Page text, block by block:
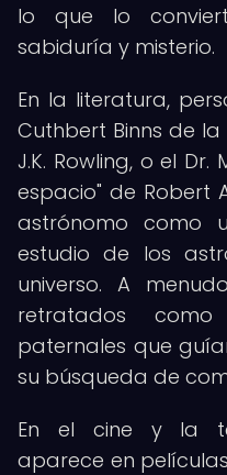
lo que lo
sabiduría y misterio.
En la literatura,
Cuthbert Binns de
J.K. Rowling, o el
espacio" de Robert
astrónomo como
estudio de los
universo. A
retratados
paternales que
su búsqueda de
En el cine y la
aparece en